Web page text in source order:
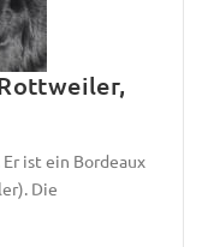
ist ein Bordeaux
Die